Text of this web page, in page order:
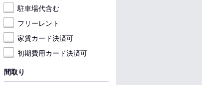
駐車場代含む
フリーレント
家賃カード決済可
初期費用カード決済可
間取り